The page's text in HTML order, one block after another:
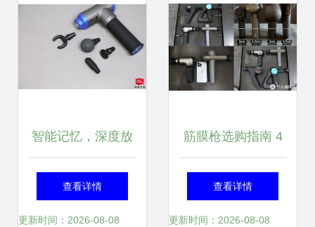
智能记忆，深度放
松 被记录扰不再挡
你的筋膜酸痛点前
查看详情
更新时间：2026-08-08
筋膜枪选购指南 4
款专业级筋膜枪实
测对比 倍益康、
查看详情
更新时间：2026-08-08